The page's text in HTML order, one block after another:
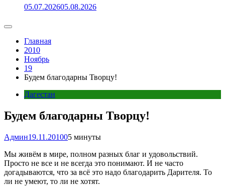
05.07.202605.08.2026
Главная
2010
Ноябрь
19
Будем благодарны Творцу!
Дагестан
Будем благодарны Творцу!
Админ19.11.201005 минуты
Мы живём в мире, полном разных благ и удовольствий.
Просто не все и не всегда это понимают. И не часто
догадываются, что за всё это надо благодарить Дарителя. То
ли не умеют, то ли не хотят.